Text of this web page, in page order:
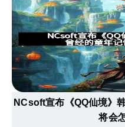
NCsoft宣布《QQ仙境》
将会